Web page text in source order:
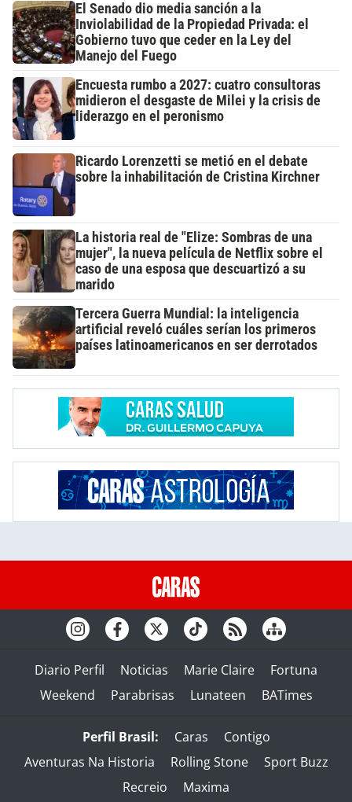
El Senado dio media sanción a la
Inviolabilidad de la Propiedad Privada: el
Gobierno tuvo que ceder en la Ley del
Manejo del Fuego
Encuesta rumbo a 2027: cuatro consultoras
midieron el desgaste de Milei y la crisis de
liderazgo en el peronismo
Ricardo Lorenzetti se metió en el debate
sobre la inhabilitación de Cristina Kirchner
La historia real de "Elize: Sombras de una
mujer", la nueva película de Netflix sobre el
caso de una esposa que descuartizó a su
marido
Tercera Guerra Mundial: la inteligencia
artificial reveló cuáles serían los primeros
países latinoamericanos en ser derrotados
Diario Perfil Noticias Marie Claire
Fortuna
Weekend
Parabrisas Lunateen BATimes
Perfil Brasil: Caras
Contigo
Aventuras Na Historia
Rolling Stone
Sport Buzz
Recreio
Maxima